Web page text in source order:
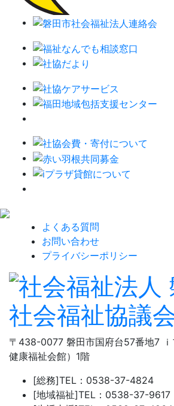
よくある質問
お問い合わせ
プライバシーポリシー
〒438-0077 磐田市国府台57番地7 ｉ
健康福祉会館）1階
[総務]TEL：0538-37-4824
[地域福祉]TEL：0538-37-9617